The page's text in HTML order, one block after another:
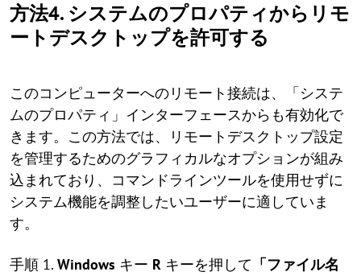
方法4. システムのプロパティからリモ
ートデスクトップを許可する
このコンピューターへのリモート接続は、「システ
ムのプロパティ」インターフェースからも有効化で
きます。この方法では、リモートデスクトップ設定
を管理するためのグラフィカルなオプションが組み
込まれており、コマンドラインツールを使用せずに
システム機能を調整したいユーザーに適していま
す。
手順 1. Windows キー R キーを押して 「ファイル名